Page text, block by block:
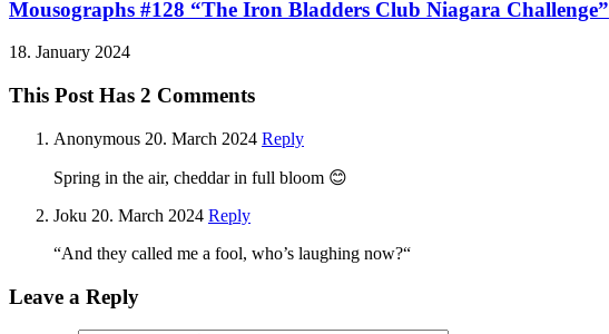
Mousographs #128 “The Iron Bladders Club Niagara Challenge”
18. January 2024
This Post Has 2 Comments
Anonymous 20. March 2024 Reply
Spring in the air, cheddar in full bloom 😊
Joku 20. March 2024 Reply
“And they called me a fool, who’s laughing now?“
Leave a Reply